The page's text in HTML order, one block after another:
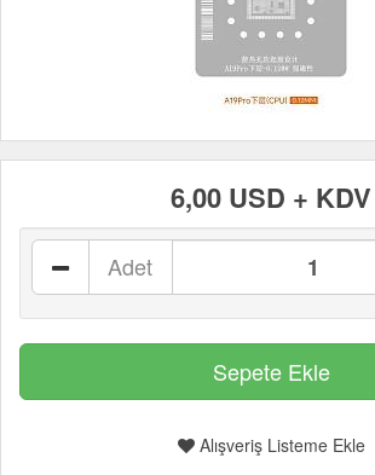
6,00 USD + KDV
Adet
Alışveriş Listeme Ekle